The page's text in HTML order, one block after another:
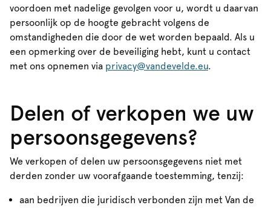
voordoen met nadelige gevolgen voor u, wordt u daarvan
persoonlijk op de hoogte gebracht volgens de
omstandigheden die door de wet worden bepaald. Als u
een opmerking over de beveiliging hebt, kunt u contact
met ons opnemen via privacy@vandevelde.eu.
Delen of verkopen we uw
persoonsgegevens?
We verkopen of delen uw persoonsgegevens niet met
derden zonder uw voorafgaande toestemming, tenzij:
aan bedrijven die juridisch verbonden zijn met Van de